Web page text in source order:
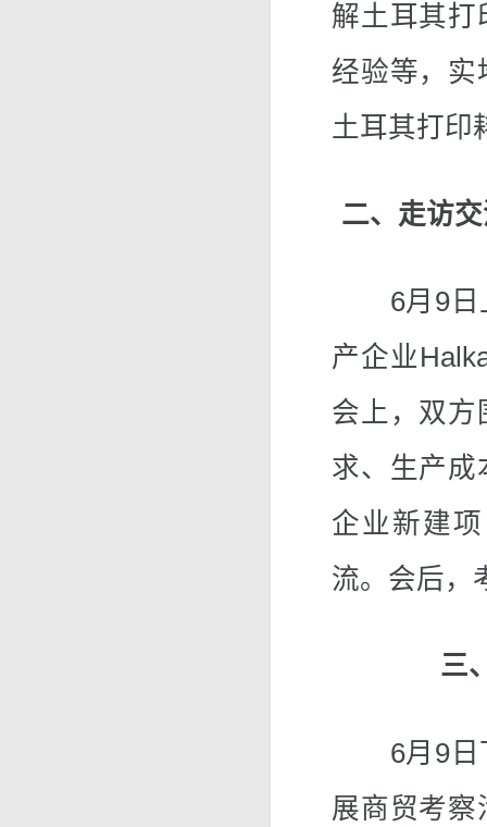
解土耳其打
经验等，实
土耳其打印
二、走访
6月9日上
产企业
会上，双方
求、生产成
企业新建
流。会后，
三
6月9日下
展商贸考